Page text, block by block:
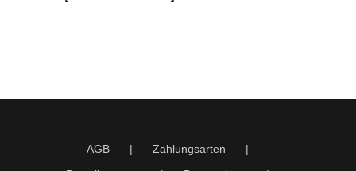
AGB
Zahlungsarten